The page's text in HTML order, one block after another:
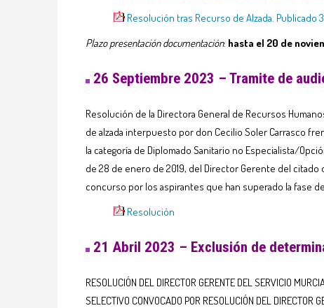
Resolución tras Recurso de Alzada. Publicado
Plazo presentación documentación: hasta el 20 de
26 Septiembre 2023 – Tramite de
Resolución de la Directora General de Recursos
de alzada interpuesto por don Cecilio Soler Carrasco
la categoría de Diplomado Sanitario no Especialista/
de 28 de enero de 2019, del Director Gerente del citado
concurso por los aspirantes que han superado la fase
Resolución
21 Abril 2023 – Exclusión de
RESOLUCIÓN DEL DIRECTOR GERENTE DEL SERVICIO
SELECTIVO CONVOCADO POR RESOLUCIÓN DEL DIRECTOR